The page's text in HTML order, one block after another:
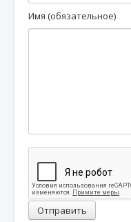
Имя (обязательное)
Отправить